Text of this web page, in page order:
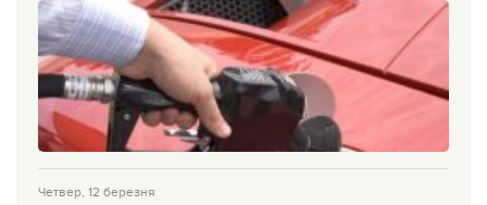
Четвер, 12 березня